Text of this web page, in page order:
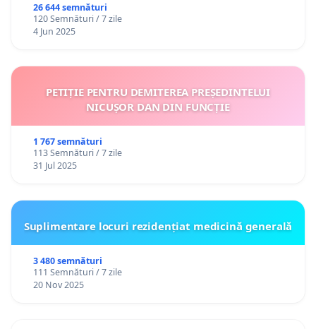
26 644 semnături
120 Semnături / 7 zile
4 Jun 2025
PETIȚIE PENTRU DEMITEREA PREȘEDINTELUI
NICUȘOR DAN DIN FUNCȚIE
1 767 semnături
113 Semnături / 7 zile
31 Jul 2025
Suplimentare locuri rezidențiat medicină generală
3 480 semnături
111 Semnături / 7 zile
20 Nov 2025